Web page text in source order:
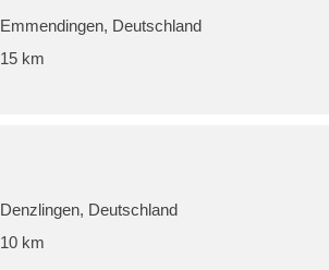
Emmendingen, Deutschland
15 km
Denzlingen, Deutschland
10 km